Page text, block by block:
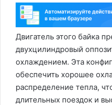
Двигатель этого байка
двухцилиндровый
охлаждением. Эта
обеспечить хорошее
распределение тепла,
длительных поездок и